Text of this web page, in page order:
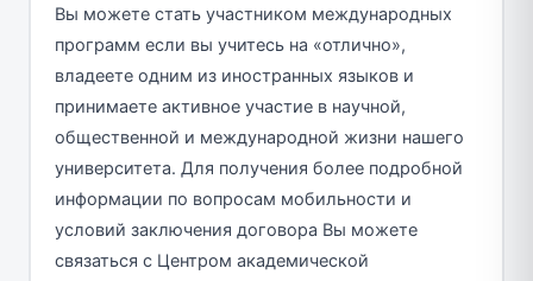
Вы можете стать участником международных
программ если вы учитесь на «отлично»,
владеете одним из иностранных языков и
принимаете активное участие в научной,
общественной и международной жизни нашего
университета. Для получения более подробной
информации по вопросам мобильности и
условий заключения договора Вы можете
связаться с Центром академической